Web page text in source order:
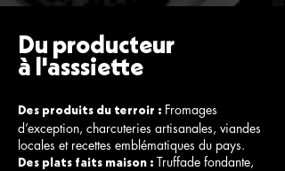
Du producteur
à l'asssiette
Des produits du terroir : Fromages
d’exception, charcuteries artisanales, viandes
locales et recettes emblématiques du pays.
Des plats faits maison : Truffade fondante,